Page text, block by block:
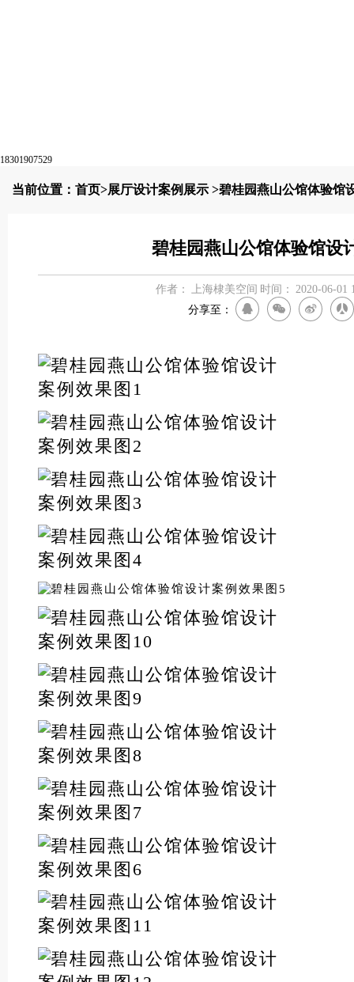
18301907529
当前位置： 首页>展厅设计案例展示>碧桂园燕山公馆体验馆
碧桂园燕山公馆体验馆设
作者： 上海棣美空间 时间：
2020-06-01
分享至：